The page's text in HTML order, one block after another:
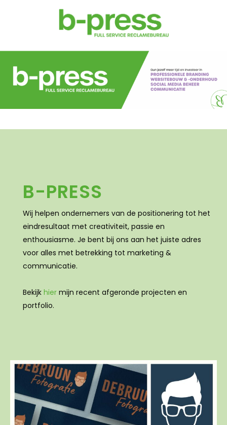
B-PRESS
Wij helpen ondernemers van de positionering tot het
eindresultaat met creativiteit, passie en
enthousiasme. Je bent bij ons aan het juiste adres
voor alles met betrekking tot marketing &
communicatie.
Bekijk hier mijn recent afgeronde projecten en
portfolio.